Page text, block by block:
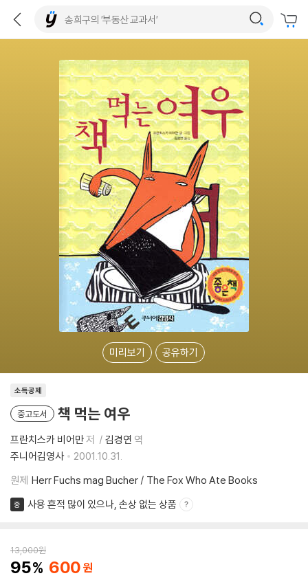
미리보기 공유하기
소득공제
중고도서 책 먹는 여우
프란치스카 비어만저 김경연 역
주니어김영사
2001.10.31.
원제 Herr Fuchs mag Bucher / The Fox Who Ate Books
중 사용 흔적 많이 있으나, 손상 없는 상품
13,000원
95 600